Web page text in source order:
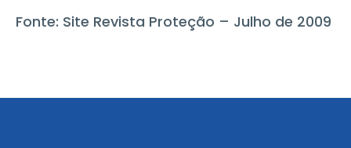
Fonte: Site Revista Proteção – Julho de 2009